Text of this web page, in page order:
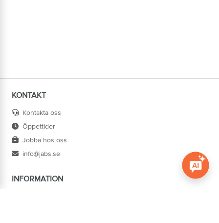
KONTAKT
Kontakta oss
Öppettider
Jobba hos oss
info@jabs.se
INFORMATION